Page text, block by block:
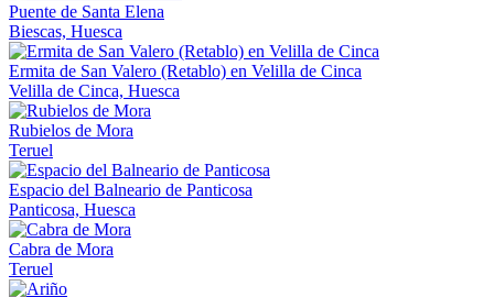
Puente de Santa Elena
Biescas, Huesca
Ermita de San Valero (Retablo) en Velilla de Cinca
Velilla de Cinca, Huesca
Rubielos de Mora
Teruel
Espacio del Balneario de Panticosa
Panticosa, Huesca
Cabra de Mora
Teruel